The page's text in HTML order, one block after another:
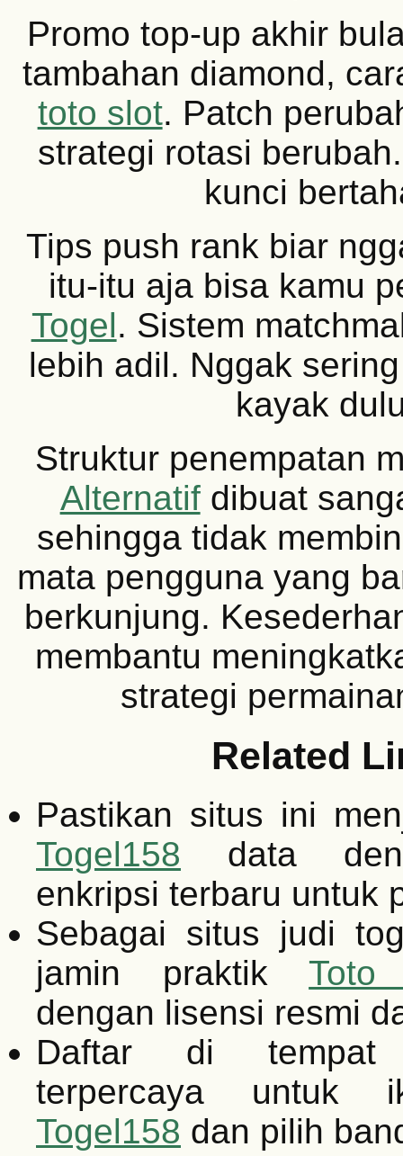
Promo top-up akhir
tambahan diamond,
toto slot. Patch
strategi rotasi
kunci
Tips push rank biar
itu-itu aja bisa kamu
Togel. Sistem
lebih adil. Nggak
kayak
Struktur penempatan
Alternatifdibuat
sehingga tidak
mata pengguna yang
berkunjung.
membantu
strategi
Related
Pastikan situs ini
Togel158 data
enkripsi terbaru untuk
Sebagai situs judi
jamin praktikToto
dengan lisensi resmi
Daftar di
terpercaya untuk
Togel158 dan pilih